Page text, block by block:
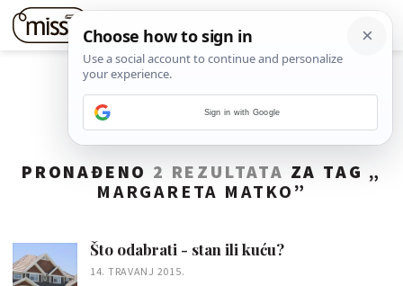
PRONAĐENO 2 REZULTATA ZA TAG „
MARGARETA MATKO ”
Što odabrati - stan ili kuću?
14. TRAVANJ 2015.
Sign in with Google